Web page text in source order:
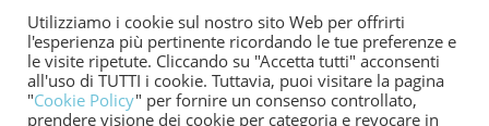
Inserimento dati lista di attesa
Utilizziamo i cookie sul nostro sito Web per offrirti
l'esperienza più pertinente ricordando le tue preferenze e
le visite ripetute. Cliccando su "Accetta tutti" acconsenti
all'uso di TUTTI i cookie. Tuttavia, puoi visitare la pagina
"Cookie Policy" per fornire un consenso controllato,
prendere visione dei cookie per categoria e revocare in